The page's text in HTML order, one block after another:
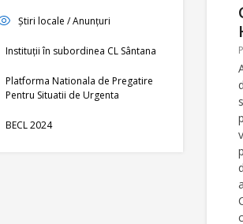
Știri locale / Anunțuri
Instituții în subordinea CL Sântana
Platforma Nationala de Pregatire
Pentru Situatii de Urgenta
BECL 2024